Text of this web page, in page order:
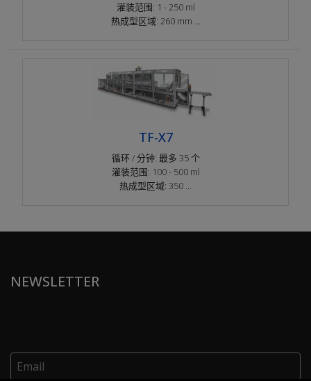
灌装范围: 1 - 250 ml
热成型区域: 260 mm ...
TF-X7
循环 / 分钟: 最多 35 个
灌装范围: 100 - 500 ml
热成型区域: 350 ...
NEWSLETTER